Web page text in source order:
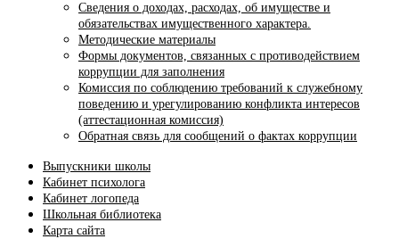
Сведения о доходах, расходах, об имуществе и
обязательствах имущественного характера.
Методические материалы
Формы документов, связанных с противодействием
коррупции для заполнения
Комиссия по соблюдению требований к служебному
поведению и урегулированию конфликта интересов
(аттестационная комиссия)
Обратная связь для сообщений о фактах коррупции
Выпускники школы
Кабинет психолога
Кабинет логопеда
Школьная библиотека
Карта сайта